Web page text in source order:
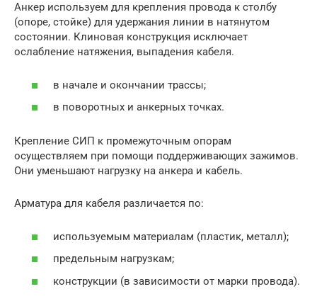
Анкер используем для крепления провода к столбу
(опоре, стойке) для удержания линии в натянутом
состоянии. Клиновая конструкция исключает
ослабление натяжения, выпадения кабеля.
в начале и окончании трассы;
в поворотных и анкерных точках.
Крепление СИП к промежуточным опорам
осуществляем при помощи поддерживающих зажимов.
Они уменьшают нагрузку на анкера и кабель.
Арматура для кабеля различается по:
используемым материалам (пластик, металл);
предельным нагрузкам;
конструкции (в зависимости от марки провода).